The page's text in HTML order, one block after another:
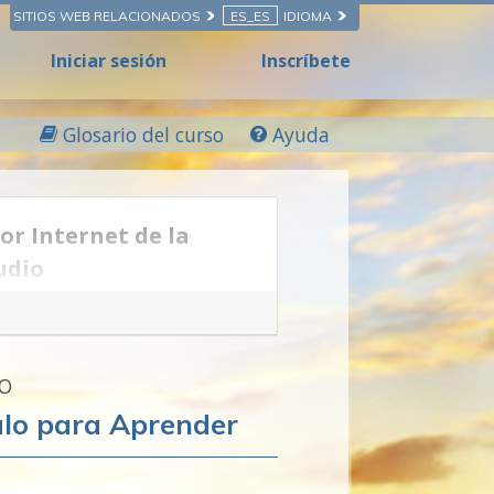
SITIOS WEB RELACIONADOS ES_ES IDIOMA
Iniciar sesión Inscríbete
Glosario del curso Ayuda
Internet de la
o la ciencia en sí.
realmente y tener
en la vida. Si no puedes
para Aprender